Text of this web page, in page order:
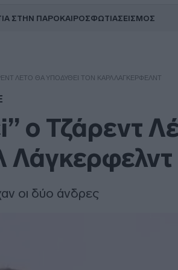
ΣΤΗΝ ΠΑΡΟΚΑΙΡΟΣΦΩΤΙΑΣΕΙΣΜΟΣ
ΛΈΤΟ ΘΑ ΥΠΟΔΥΘΕΊ ΤΟΝ ΚΑΡΛ ΛΆΓΚΕΡΦΕΛΝΤ
ο Τζάρεντ
Λάγκερφελντ
οι δύο άνδρες